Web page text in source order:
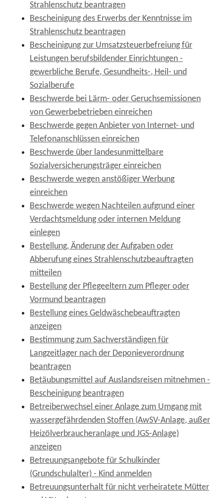
Strahlenschutz beantragen
Bescheinigung des Erwerbs der Kenntnisse im
Strahlenschutz beantragen
Bescheinigung zur Umsatzsteuerbefreiung für
Leistungen berufsbildender Einrichtungen -
gewerbliche Berufe, Gesundheits-, Heil- und
Sozialberufe
Beschwerde bei Lärm- oder Geruchsemissionen
von Gewerbebetrieben einreichen
Beschwerde gegen Anbieter von Internet- und
Telefonanschlüssen einreichen
Beschwerde über landesunmittelbare
Sozialversicherungsträger einreichen
Beschwerde wegen anstößiger Werbung
einreichen
Beschwerde wegen Nachteilen aufgrund einer
Verdachtsmeldung oder internen Meldung
einlegen
Bestellung, Änderung der Aufgaben oder
Abberufung eines Strahlenschutzbeauftragten
mitteilen
Bestellung der Pflegeeltern zum Pfleger oder
Vormund beantragen
Bestellung eines Geldwäschebeauftragten
anzeigen
Bestimmung zum Sachverständigen für
Langzeitlager nach der Deponieverordnung
beantragen
Betäubungsmittel auf Auslandsreisen mitnehmen -
Bescheinigung beantragen
Betreiberwechsel einer Anlage zum Umgang mit
wassergefährdenden Stoffen (AwSV-Anlage, außer
Heizölverbraucheranlage und JGS-Anlage)
anzeigen
Betreuungsangebote für Schulkinder
(Grundschulalter) - Kind anmelden
Betreuungsunterhalt für nicht verheiratete Mütter